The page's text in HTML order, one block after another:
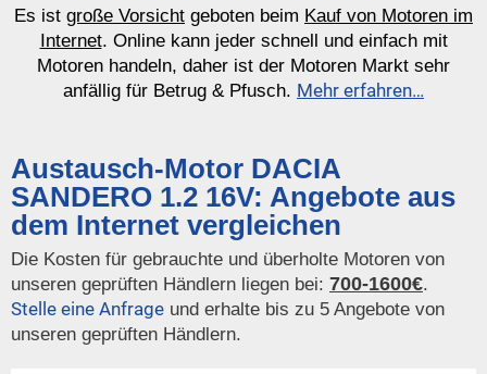
Es ist große Vorsicht geboten beim Kauf von Motoren im
Internet. Online kann jeder schnell und einfach mit
Motoren handeln, daher ist der Motoren Markt sehr
anfällig für Betrug & Pfusch. Mehr erfahren…
Austausch-Motor DACIA
SANDERO 1.2 16V: Angebote aus
dem Internet vergleichen
Die Kosten für gebrauchte und überholte Motoren von
unseren geprüften Händlern liegen bei: 700-1600€.
Stelle eine Anfrage und erhalte bis zu 5 Angebote von
unseren geprüften Händlern.